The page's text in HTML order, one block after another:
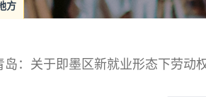
方
岛：关于即墨区新就业形态下劳动